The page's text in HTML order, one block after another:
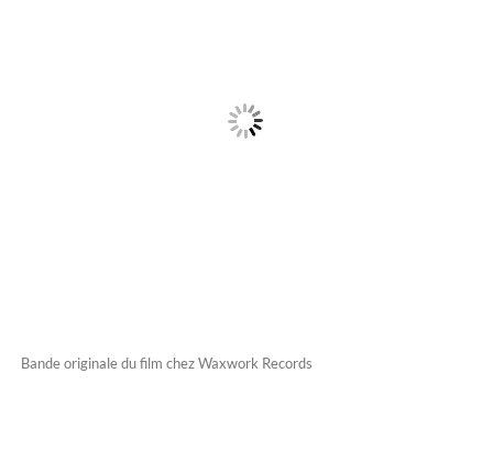
Bande originale du film chez Waxwork Records